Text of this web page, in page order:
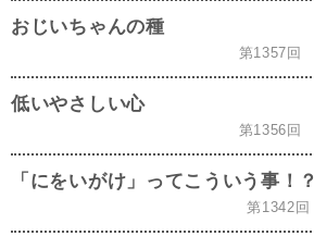
おじいちゃんの種
第1357回
低いやさしい心
第1356回
「にをいがけ」ってこういう事！？
第1342回